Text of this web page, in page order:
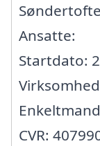
Ansatte:
Startdato:
CVR: